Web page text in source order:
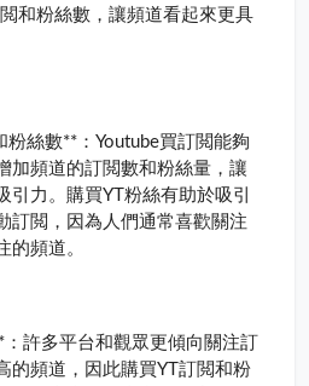
和粉絲數，讓頻道看起來更具
粉絲數**：Youtube買訂閲能夠
加頻道的訂閲數和粉絲量，讓
引力。購買YT粉絲有助於吸引
訂閲，因為人們通常喜歡關注
的頻道。
許多平台和觀眾更傾向關注訂
的頻道，因此購買YT訂閲和粉